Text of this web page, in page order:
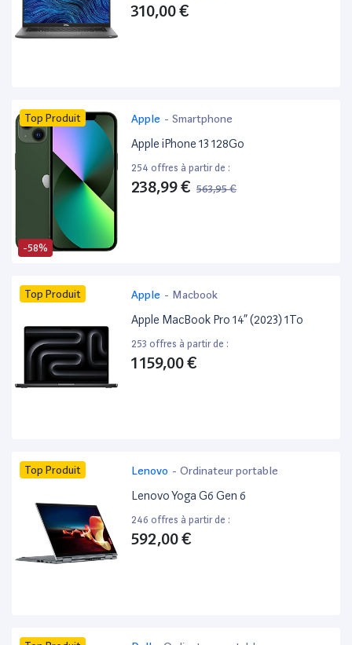
310,00 €
-58%
Top Produit Apple - Smartphone
Apple iPhone 13 128Go
254 offres à partir de :
238,99 € 563,95 €
Top Produit Apple - Macbook
Apple MacBook Pro 14” (2023) 1To
253 offres à partir de :
1 159,00 €
Top Produit Lenovo - Ordinateur portable
Lenovo Yoga G6 Gen 6
246 offres à partir de :
592,00 €